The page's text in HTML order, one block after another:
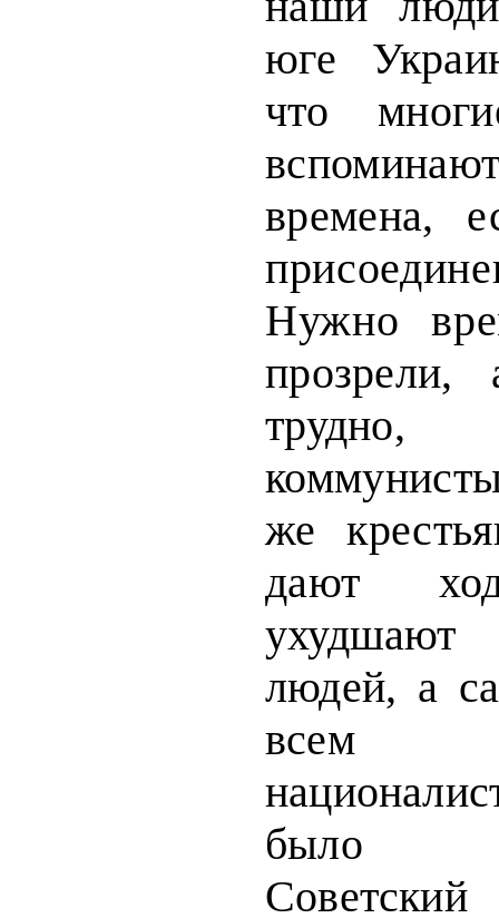
юге
что
времена,
Нужно
трудно,
же
дают
людей, а
всем
было